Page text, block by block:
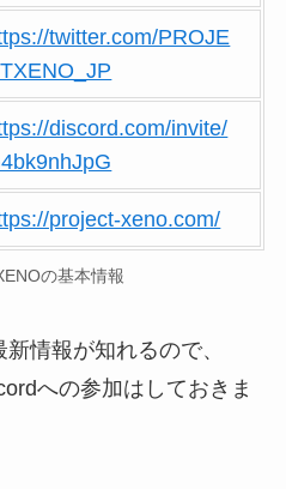
twitter.com/PROJE
discord.com/invite/
project-xeno.com/
の基本情報
情報が知れるので、
への参加はしておきま